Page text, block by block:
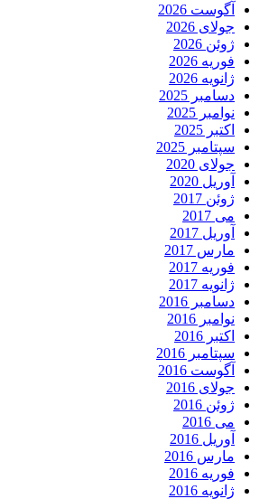
آگوست 2026
جولای 2026
ژوئن 2026
فوریه 2026
ژانویه 2026
دسامبر 2025
نوامبر 2025
اکتبر 2025
سپتامبر 2025
جولای 2020
آوریل 2020
ژوئن 2017
می 2017
آوریل 2017
مارس 2017
فوریه 2017
ژانویه 2017
دسامبر 2016
نوامبر 2016
اکتبر 2016
سپتامبر 2016
آگوست 2016
جولای 2016
ژوئن 2016
می 2016
آوریل 2016
مارس 2016
فوریه 2016
ژانویه 2016